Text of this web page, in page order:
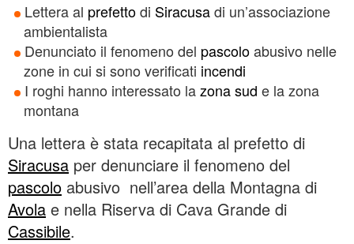
Lettera al prefettodi Siracusadi un’associazione
ambientalista
Denunciato il fenomeno del pascoloabusivo nelle
zone in cui si sono verificati incendi
I roghi hanno interessato lazona sud e la zona
montana
Una lettera è stata recapitata al prefetto di
Siracusa per denunciare il fenomeno del
pascolo abusivo nell’area della Montagna di
Avola e nella Riserva di Cava Grande di
Cassibile.